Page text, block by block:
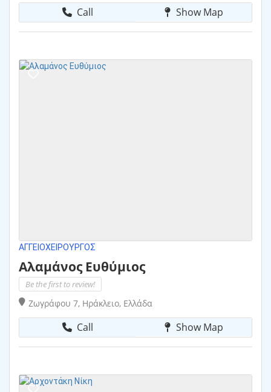
Call Show Map
ΑΓΓΕΙΟΧΕΙΡΟΥΡΓΌΣ
Αλαμάνος Ευθύμιος
Be the first to review!
Ζωγράφου 7, Ηράκλειο, Ελλάδα
Call Show Map